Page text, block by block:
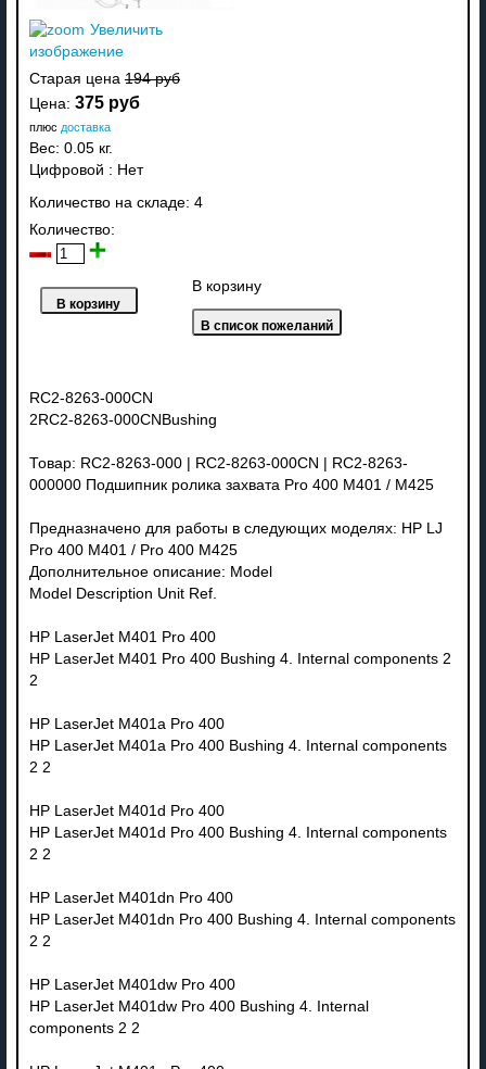
Увеличить
изображение
Старая цена 194 руб
Цена: 375 руб
плюс доставка
Вес: 0.05 кг.
Цифровой : Нет
Количество на складе: 4
Количество:
В корзину
RC2-8263-000CN
2RC2-8263-000CNBushing
Товар: RC2-8263-000 | RC2-8263-000CN | RC2-8263-
000000 Подшипник ролика захвата Pro 400 M401 / M425
Предназначено для работы в следующих моделях: HP LJ
Pro 400 M401 / Pro 400 M425
Дополнительное описание: Model
Model Description Unit Ref.
HP LaserJet M401 Pro 400
HP LaserJet M401 Pro 400 Bushing 4. Internal components 2
2
HP LaserJet M401a Pro 400
HP LaserJet M401a Pro 400 Bushing 4. Internal components
2 2
HP LaserJet M401d Pro 400
HP LaserJet M401d Pro 400 Bushing 4. Internal components
2 2
HP LaserJet M401dn Pro 400
HP LaserJet M401dn Pro 400 Bushing 4. Internal components
2 2
HP LaserJet M401dw Pro 400
HP LaserJet M401dw Pro 400 Bushing 4. Internal
components 2 2